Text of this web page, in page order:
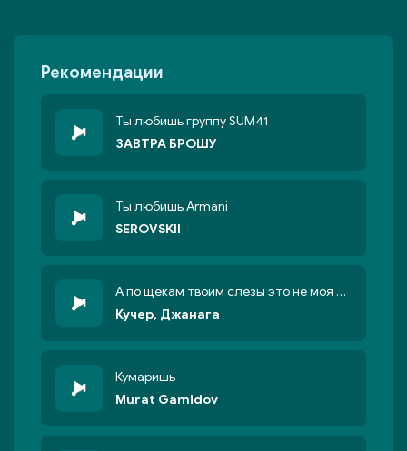
Рекомендации
Ты любишь группу SUM41
ЗАВТРА БРОШУ
Ты любишь Armani
SEROVSKII
А по щекам твоим слезы это не моя вина
Кучер, Джанага
Кумаришь
Murat Gamidov